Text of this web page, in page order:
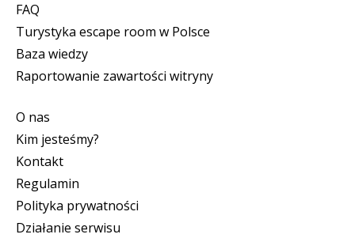
FAQ
Turystyka escape room w Polsce
Baza wiedzy
Raportowanie zawartości witryny
O nas
Kim jesteśmy?
Kontakt
Regulamin
Polityka prywatności
Działanie serwisu